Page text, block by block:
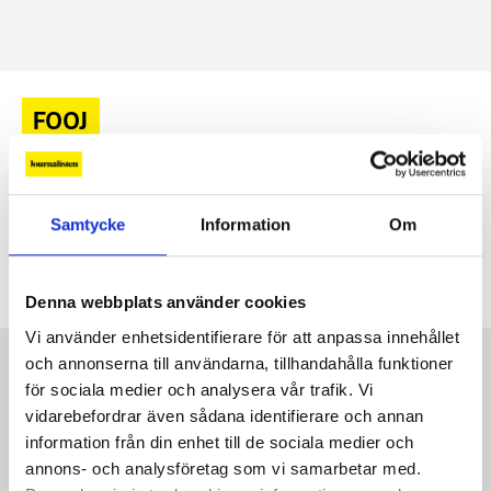
Samtycke Information Om
Denna webbplats använder cookies
Vi använder enhetsidentifierare för att anpassa innehållet
och annonserna till användarna, tillhandahålla funktioner
för sociala medier och analysera vår trafik. Vi
vidarebefordrar även sådana identifierare och annan
information från din enhet till de sociala medier och
annons- och analysföretag som vi samarbetar med.
FOOJ
De får FOOJ:s digitala stipendium
9 OKT, 2025
Anna-Maria Carnhede på Dagens ETC är en av
fyra journalister som tilldelas FOOJ:s digitala stipendium
Kontakt
Så kontaktar du Journalisten:
Kundservice